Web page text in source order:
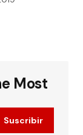
será
Most
Suscribir